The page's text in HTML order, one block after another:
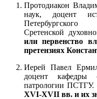
Протодиакон
наук, доцент
Петербургского
Сретенской
или первенство
претензиях
Иерей Павел
доцент кафедры
патрологии ПСТГУ.
XVI-XVII вв. и их